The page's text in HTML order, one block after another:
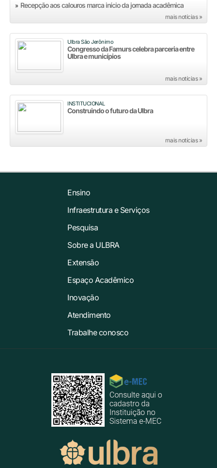
» Recepção aos calouros marca início da jornada acadêmica
mais notícias »
Ulbra São Jerônimo
Congresso da Famurs celebra parceria entre
Ulbra e municípios
mais notícias »
INSTITUCIONAL
Construindo o futuro da Ulbra
mais notícias »
Ensino
Infraestrutura e Serviços
Pesquisa
Sobre a ULBRA
Extensão
Espaço Acadêmico
Inovação
Atendimento
Trabalhe conosco